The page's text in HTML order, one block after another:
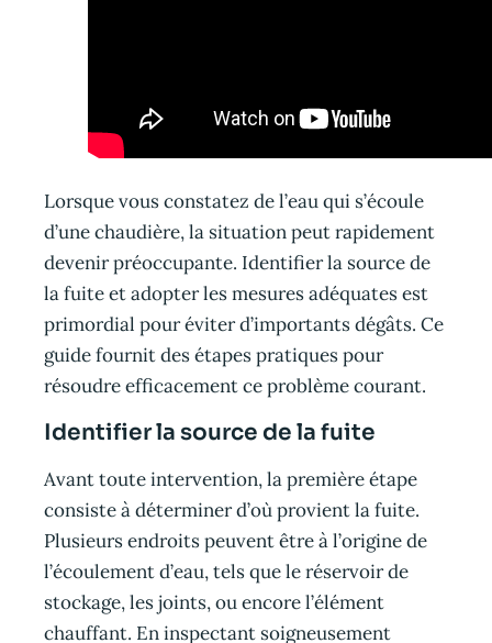
Lorsque vous constatez de l’eau qui s’écoule
d’une chaudière, la situation peut rapidement
devenir préoccupante. Identifier la source de
la fuite et adopter les mesures adéquates est
primordial pour éviter d’importants dégâts. Ce
guide fournit des étapes pratiques pour
résoudre efficacement ce problème courant.
Identifier la source de la fuite
Avant toute intervention, la première étape
consiste à déterminer d’où provient la fuite.
Plusieurs endroits peuvent être à l’origine de
l’écoulement d’eau, tels que le réservoir de
stockage, les joints, ou encore l’élément
chauffant. En inspectant soigneusement